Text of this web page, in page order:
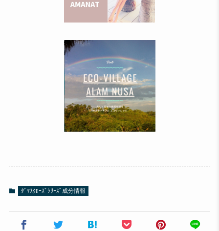
ﾀﾞﾏｽｸﾛｰｽﾞｼﾘｰｽﾞ成分情報